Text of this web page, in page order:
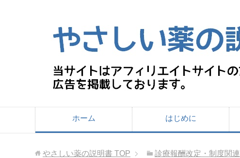
ホーム はじめに
やさしい薬の説明書 TOP 診療報酬改定・制度関連